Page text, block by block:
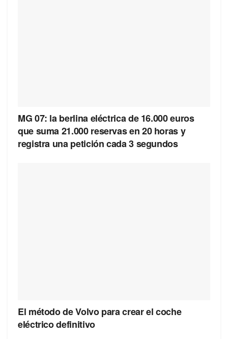
MG 07: la berlina eléctrica de 16.000 euros
que suma 21.000 reservas en 20 horas y
registra una petición cada 3 segundos
El método de Volvo para crear el coche
eléctrico definitivo